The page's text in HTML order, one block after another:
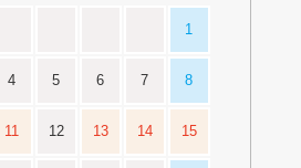
1
4 5 6 7 8
11 12 13 14 15